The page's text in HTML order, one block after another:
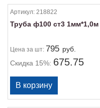
Артикул: 218822
Труба ф100 ст3 1мм*1,0м
Цена за шт: 795 руб.
Скидка 15%: 675.75